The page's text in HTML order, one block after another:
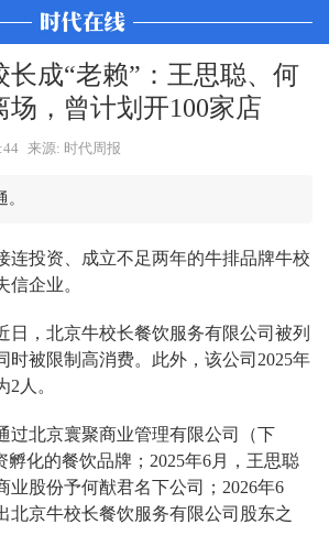
长成“老赖”：王思聪、何
场，曾计划开100家店
来源: 时代周报
连投资、成立不足两年的牛排品牌牛校
信企业。
日，北京牛校长餐饮服务有限公司被列
时被限制高消费。此外，该公司2025年
人。
过北京寰聚商业管理有限公司（下
孵化的餐饮品牌；2025年6月，王思聪
业股份予何猷君名下公司；2026年6
北京牛校长餐饮服务有限公司股东之